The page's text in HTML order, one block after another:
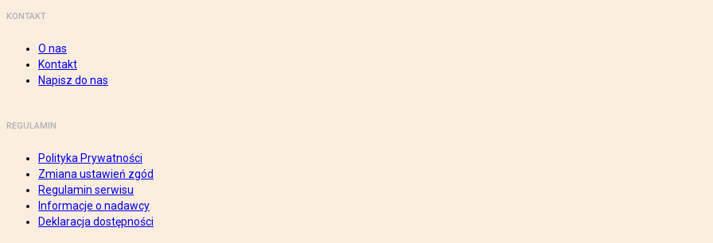
KONTAKT
O nas
Kontakt
Napisz do nas
REGULAMIN
Polityka Prywatności
Zmiana ustawień zgód
Regulamin serwisu
Informacje o nadawcy
Deklaracja dostępności